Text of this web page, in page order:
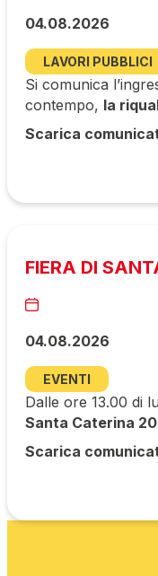
04.08.2026
LAVORI PUBBLICI
Si comunica
contempo, la
Scarica
FIERA DI
04.08.2026
EVENTI
Dalle ore 13.00 di
Santa Caterina
Scarica